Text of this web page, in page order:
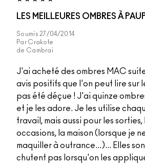
LES MEILLEURES OMBRES À
Soumis 27/04/2014
Par Crakote
de Cambrai
J'ai acheté des ombres MAC
avis positifs que l'on peut lire sur
pas été déçue ! J'ai quinze
et je les adore. Je les utilise
travail, mais aussi pour les sorties,
occasions, la maison (lorsque je
maquiller à outrance...)... Elles
chutent pas lorsqu'on les